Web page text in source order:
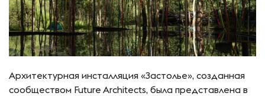
Архитектурная инсталляция «Застолье», созданная
сообществом Future Architects, была представлена в